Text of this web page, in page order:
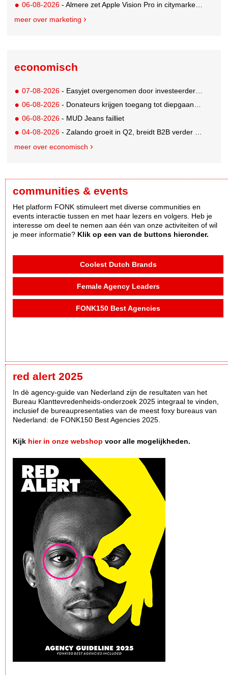
06-08-2026 - Almere zet Apple Vision Pro in citymarketing
meer over marketing
economisch
07-08-2026 - Easyjet overgenomen door investeerder Apollo
06-08-2026 - Donateurs krijgen toegang tot diepgaandere informatie over goede doelen
06-08-2026 - MUD Jeans failliet
04-08-2026 - Zalando groeit in Q2, breidt B2B verder uit en innoveert met AI
meer over economisch
communities & events
Het platform FONK stimuleert met diverse communities en
events interactie tussen en met haar lezers en volgers. Heb je
interesse om deel te nemen aan één van onze activiteiten of wil
je meer informatie? Klik op een van de buttons hieronder.
Coolest Dutch Brands
Female Agency Leaders
FONK150 Best Agencies
red alert 2025
In dè agency-guide van Nederland zijn de resultaten van het
Bureau Klanttevredenheids-onderzoek 2025 integraal te vinden,
inclusief de bureaupresentaties van de meest foxy bureaus van
Nederland: de FONK150 Best Agencies 2025.
Kijk hier in onze webshop voor alle mogelijkheden.